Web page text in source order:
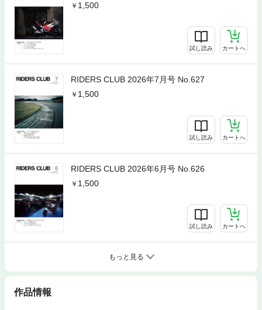
1,500
試し読み カートへ
RIDERS CLUB 2026年7月号 No.627
1,500
試し読み カートへ
RIDERS CLUB 2026年6月号 No.626
1,500
試し読み カートへ
もっと見る
作品情報